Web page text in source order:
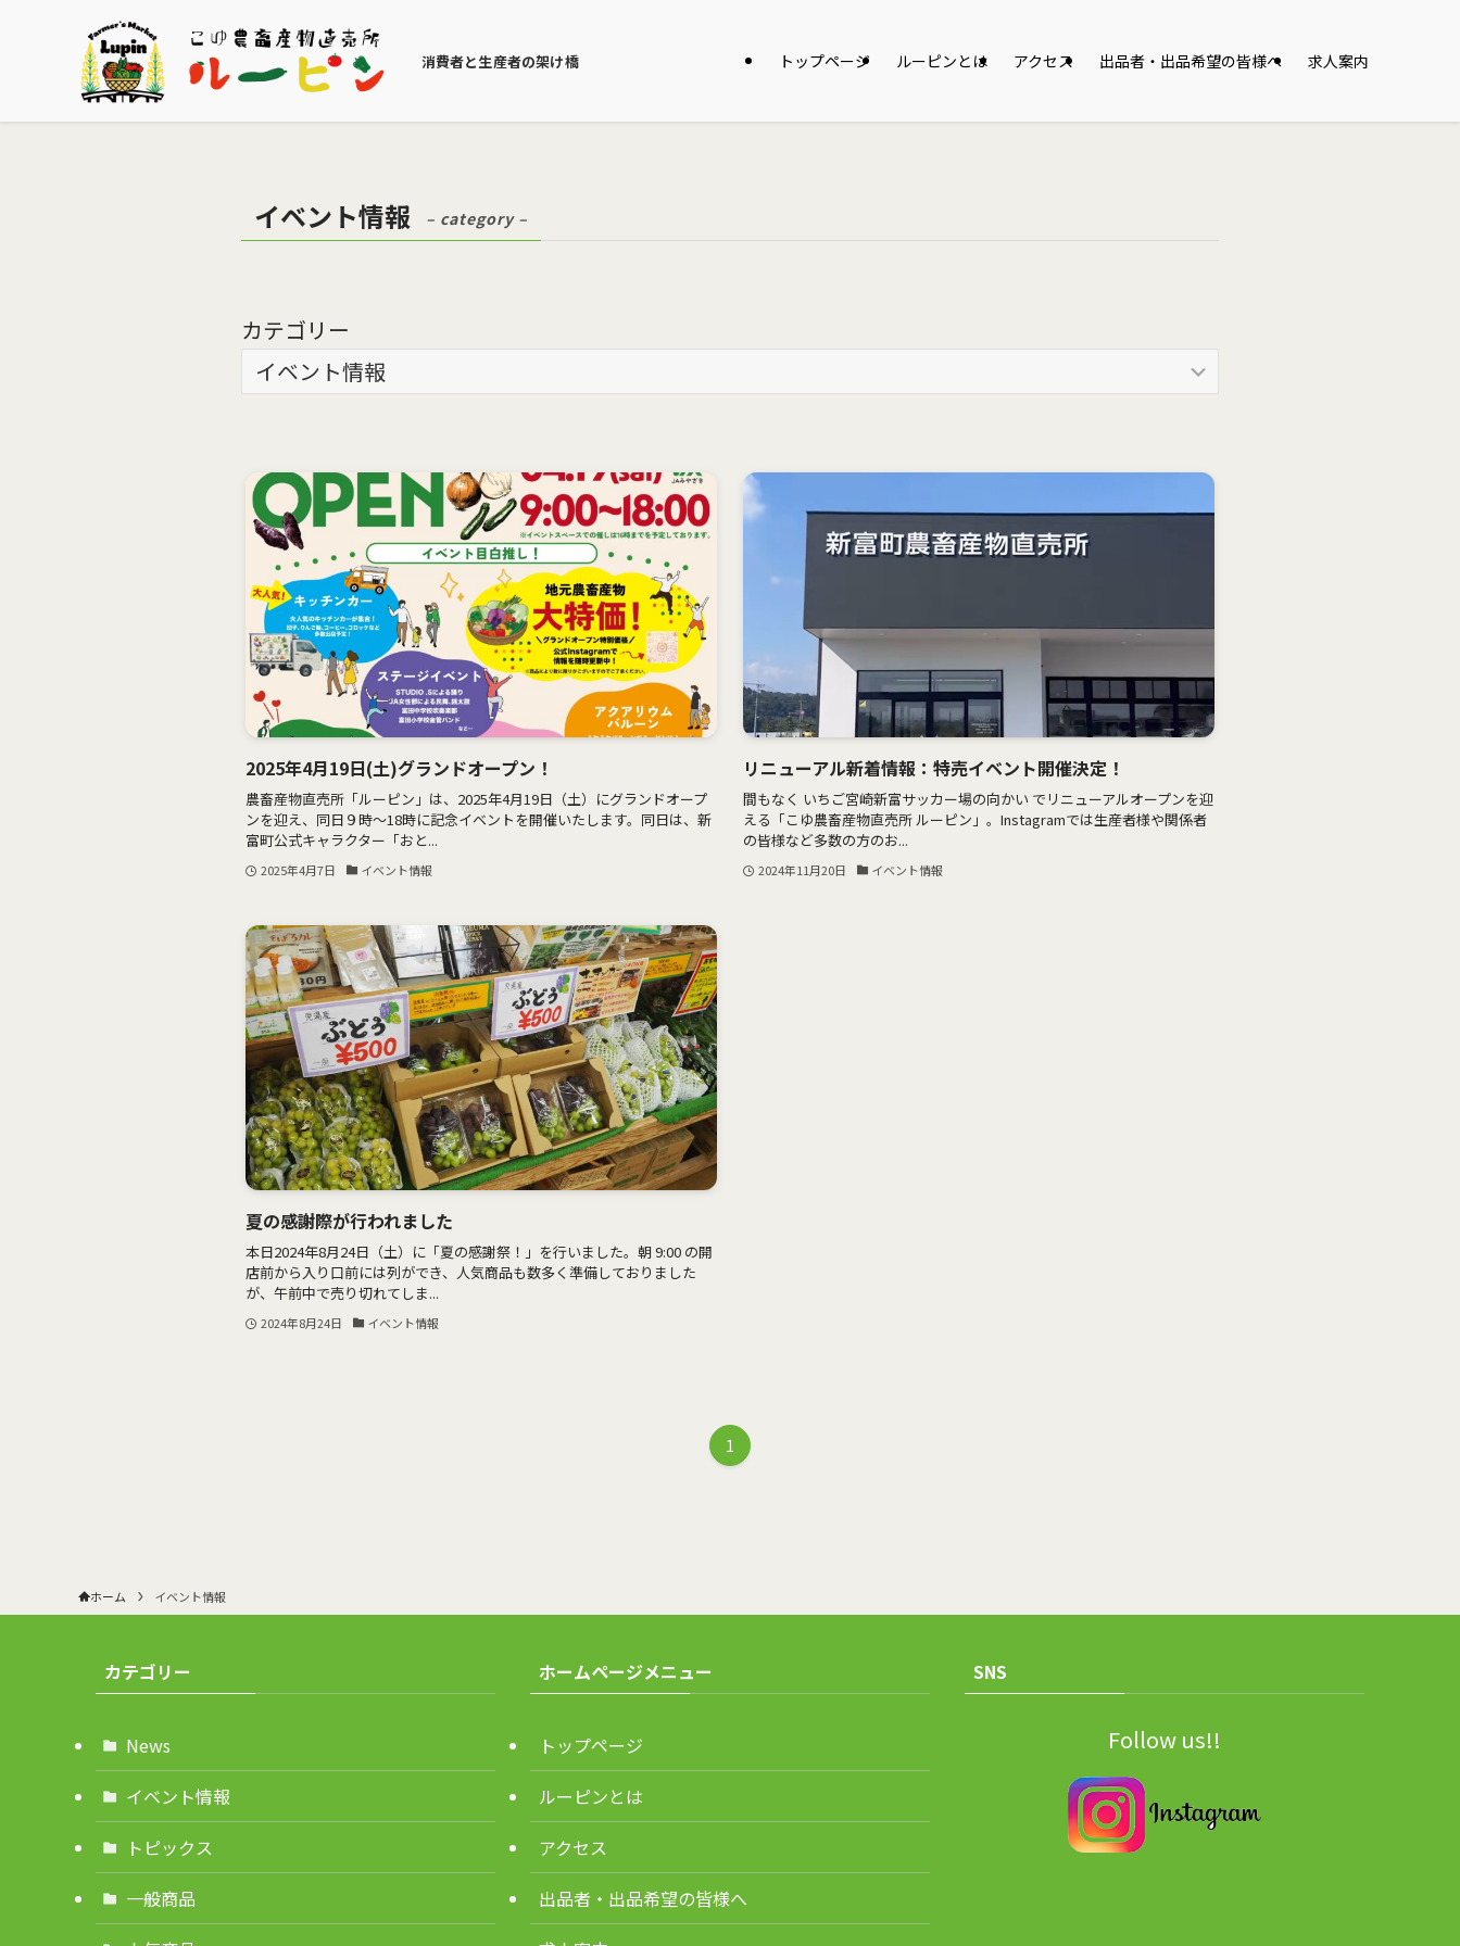
消費者と生産者の架け橋 トップページ ルーピンとは アクセス 出品者・出品希望の皆様へ 求人案内
イベント情報 – category –
カテゴリー
2025年4月19日(土)グランドオープン！
農畜産物直売所「ルーピン」は、2025年4月19日（土）にグランドオープ
ンを迎え、同日９時〜18時に記念イベントを開催いたします。同日は、新
富町公式キャラクター「おと...
2025年4月7日 イベント情報
リニューアル新着情報：特売イベント開催決定！
間もなく いちご宮崎新富サッカー場の向かい でリニューアルオープンを迎
える「こゆ農畜産物直売所 ルーピン」。Instagramでは生産者様や関係者
の皆様など多数の方のお...
2024年11月20日 イベント情報
夏の感謝際が行われました
本日2024年8月24日（土）に「夏の感謝祭！」を行いました。朝 9:00 の開
店前から入り口前には列ができ、人気商品も数多く準備しておりました
が、午前中で売り切れてしま...
2024年8月24日 イベント情報
1
ホーム イベント情報
カテゴリー
News
イベント情報
トピックス
一般商品
ホームページメニュー
トップページ
ルーピンとは
アクセス
出品者・出品希望の皆様へ
SNS
Follow us!!